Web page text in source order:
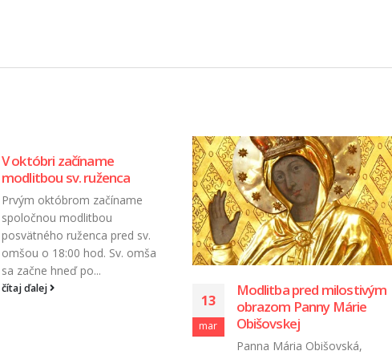
Modlitba pred milostivým
jún
Biskupi zrušili dišpenz od
povinnej účasti na
nedeľných svätých omšiach.
Vzhľadom na pokračujúce
uvoľnenia slovenskí biskupi